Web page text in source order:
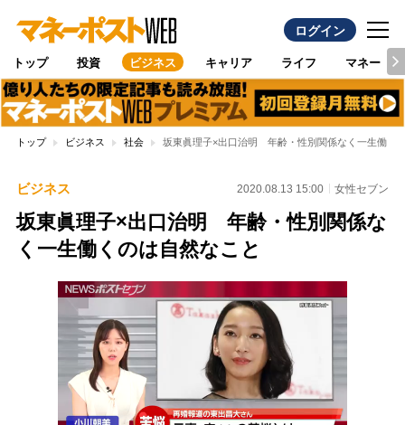
ログイン
トップ 投資 ビジネス キャリア ライフ マネー
トップ ビジネス 社会 坂東眞理子×出口治明 年齢・性別関係なく一生働く
ビジネス 2020.08.13 15:00 女性セブン
坂東眞理子×出口治明 年齢・性別関係な
く一生働くのは自然なこと